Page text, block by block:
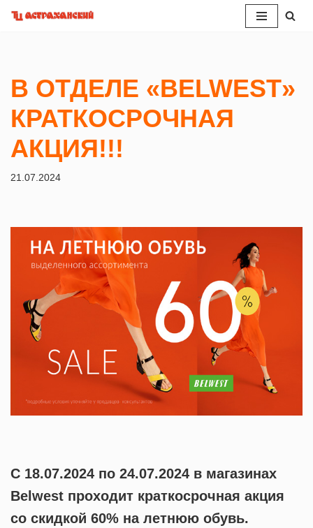
В ОТДЕЛЕ «BELWEST»
КРАТКОСРОЧНАЯ
АКЦИЯ!!!
21.07.2024
С 18.07.2024 по 24.07.2024 в магазинах
Belwest проходит краткосрочная акция
со скидкой 60% на летнюю обувь.